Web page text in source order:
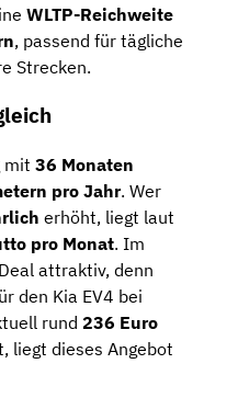
WLTP-Reichweite
, passend für tägliche
Strecken.
mit 36 Monaten
pro Jahr. Wer
erhöht, liegt laut
pro Monat. Im
attraktiv, denn
den Kia EV4 bei
rund 236 Euro
liegt dieses Angebot